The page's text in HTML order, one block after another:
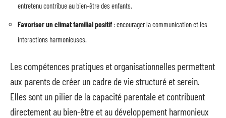
entretenu contribue au bien-être des enfants.
Favoriser un climat familial positif: encourager la communication et les
interactions harmonieuses.
Les compétences pratiques et organisationnelles permettent
aux parents de créer un cadre de vie structuré et serein.
Elles sont un pilier de la capacité parentale et contribuent
directement au bien-être et au développement harmonieux